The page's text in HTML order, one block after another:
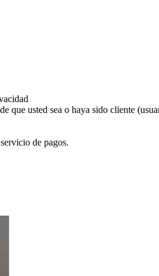
que usted sea o haya sido cliente
de pagos.